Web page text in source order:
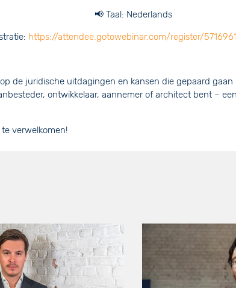
📢 Taal: Nederlands
https://attendee.gotowebinar.com/register/
de juridische uitdagingen en kansen die gepaard
ontwikkelaar, aannemer of architect bent –
verwelkomen!